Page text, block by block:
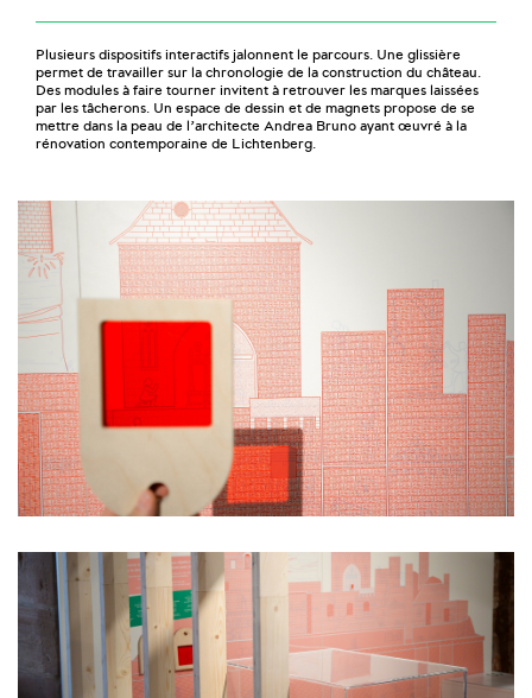
Plusieurs dispositifs interactifs jalonnent le parcours. Une glissière
permet de travailler sur la chronologie de la construction du château.
Des modules à faire tourner invitent à retrouver les marques laissées
par les tâcherons. Un espace de dessin et de magnets propose de se
mettre dans la peau de l’architecte Andrea Bruno ayant œuvré à la
rénovation contemporaine de Lichtenberg.